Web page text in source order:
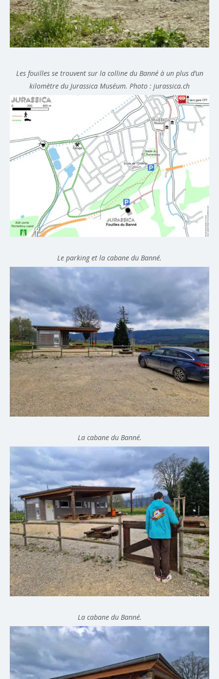
Les fouilles se trouvent sur la colline du Banné à un plus d’un
kilomètre du Jurassica Muséum. Photo : jurassica.ch
Le parking et la cabane du Banné.
La cabane du Banné.
La cabane du Banné.